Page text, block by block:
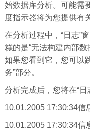
始数据库分析。可能需
度指示器将为您提供有
在分析过程中，“日志”
糕的是“无法构建内部
如果您看到它，您可以
务”部分。
分析完成后，您将在“日
10.01.2005 17:30:34信
10.01.2005 17:30:34信